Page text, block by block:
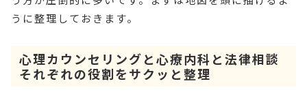
うに整理しておきます。
心理カウンセリングと心療内科と法律相談
それぞれの役割をサクッと整理